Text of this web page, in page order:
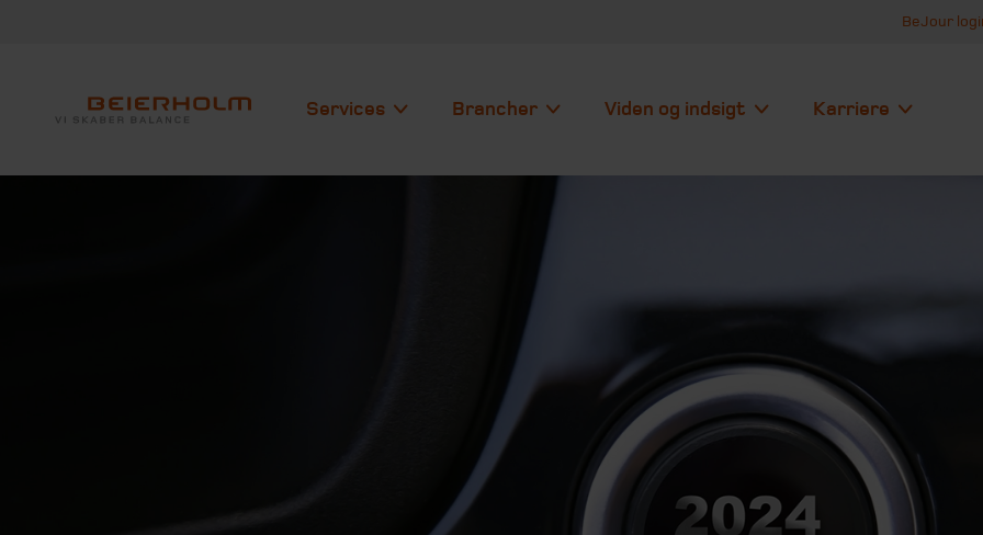
BeJour
Services Brancher Viden og indsigt Karriere